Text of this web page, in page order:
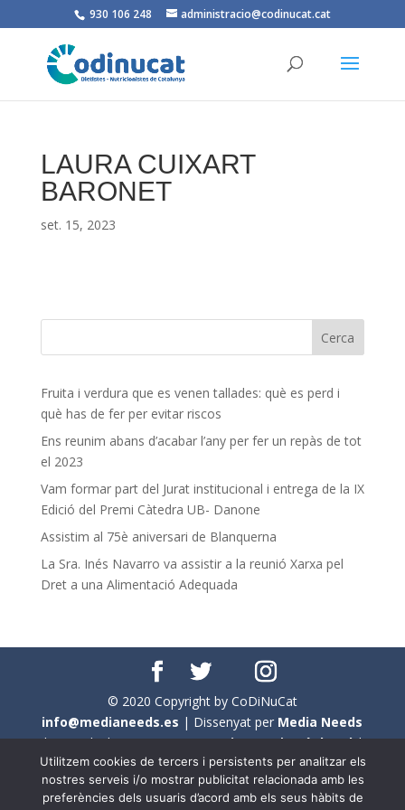
930 106 248 administracio@codinucat.cat
LAURA CUIXART
BARONET
set. 15, 2023
Fruita i verdura que es venen tallades: què es perd i
què has de fer per evitar riscos
Ens reunim abans d’acabar l’any per fer un repàs de tot
el 2023
Vam formar part del Jurat institucional i entrega de la IX
Edició del Premi Càtedra UB- Danone
Assistim al 75è aniversari de Blanquerna
La Sra. Inés Navarro va assistir a la reunió Xarxa pel
Dret a una Alimentació Adequada
© 2020 Copyright by CoDiNuCat
info@medianeeds.es | Dissenyat per Media Needs
| Tots els drets reservats aCoDiNuCat |Avís legal|
Avís per cookies
En aquest web s'ha tingut en compte l'ús no sexista del
Utilitzem cookies de tercers i persistents per analitzar els
nostres serveis i/o mostrar publicitat relacionada amb les
preferències dels usuaris d’acord amb els seus hàbits de